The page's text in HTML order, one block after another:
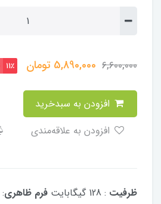
6,600,000
5,890,000 تومان 11٪
ظرفیت : 128 گیگابایت فرم ظاهری: M.2 2280